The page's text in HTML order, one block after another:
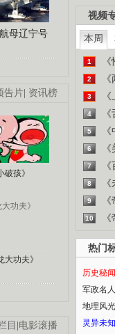
母辽宁号
告片 资讯榜
破孩》
大功夫》
目 电影滚播
视频
本周
1
2
3
4
5
6
7
8
9
10
热门
历史秘闻
军政名人
地理风光
灵异未知